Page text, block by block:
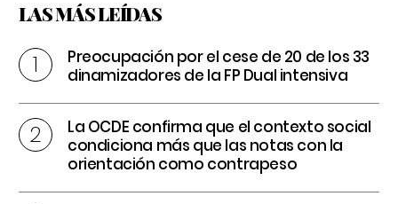
LAS MÁS LEÍDAS
Preocupación por el cese de 20 de los 33
dinamizadores de la FP Dual intensiva
La OCDE confirma que el contexto social
condiciona más que las notas con la
orientación como contrapeso